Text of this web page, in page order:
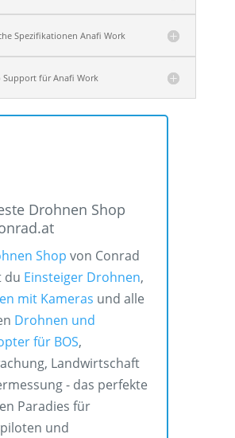
Spezifikationen Anafi Work
Support für Anafi Work
Drohnen Shop
Shop von Conrad
du Einsteiger Drohnen,
mit Kameras und alle
Drohnen und
für BOS,
Landwirtschaft
- das perfekte
Paradies für
und